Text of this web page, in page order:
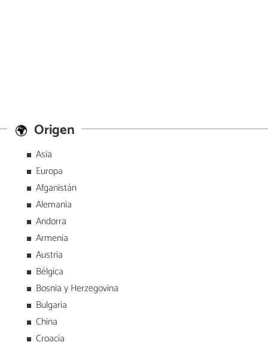
Origen
Asia
Europa
Afganistán
Alemania
Andorra
Armenia
Austria
Bélgica
Bosnia y Herzegovina
Bulgaria
China
Croacia